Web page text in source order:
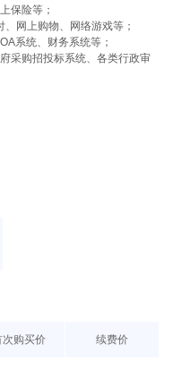
保险等；
网上购物、网络游戏等；
系统、财务系统等；
采购招投标系统、各类行政审
次购买价 续费价